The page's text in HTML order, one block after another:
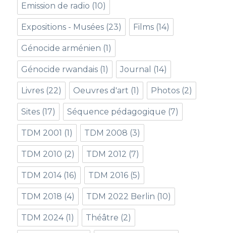
Emission de radio (10)
Expositions - Musées (23) Films (14)
Génocide arménien (1)
Génocide rwandais (1) Journal (14)
Livres (22) Oeuvres d'art (1) Photos (2)
Sites (17) Séquence pédagogique (7)
TDM 2001 (1) TDM 2008 (3)
TDM 2010 (2) TDM 2012 (7)
TDM 2014(16) TDM 2016 (5)
TDM 2018 (4) TDM 2022 Berlin (10)
TDM 2024(1) Théâtre (2)